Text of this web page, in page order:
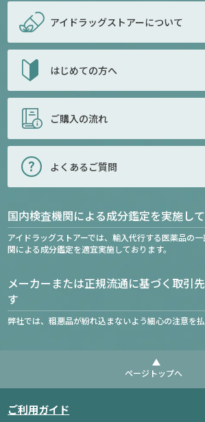
アイドラッグストアーについて
はじめての方へ
ご購入の流れ
よくあるご質問
国内検査機関による成分鑑定を実施し
アイドラッグストアーでは、輸入代行する医薬品の
関による成分鑑定を適宜実施しております。
メーカーまたは正規流通に基づく取引
す
弊社では、粗悪品が紛れ込まないよう細心の注意を払
ページトップへ
ご利用ガイド